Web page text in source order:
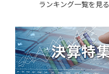
ランキング一覧を見る